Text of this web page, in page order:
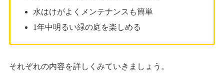
水はけがよくメンテナンスも簡単
1年中明るい緑の庭を楽しめる
それぞれの内容を詳しくみていきましょう。